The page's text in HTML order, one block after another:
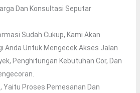
Dan Konsultasi Seputar
Sudah Cukup, Kami Akan
Anda Untuk Mengecek Akses Jalan
Penghitungan Kebutuhan Cor, Dan
Yaitu Proses Pemesanan Dan